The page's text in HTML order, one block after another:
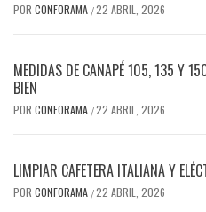
POR CONFORAMA /22 ABRIL, 2026
MEDIDAS DE CANAPÉ 105, 135 Y
BIEN
POR CONFORAMA /22 ABRIL, 2026
LIMPIAR CAFETERA ITALIANA Y
POR CONFORAMA /22 ABRIL, 2026